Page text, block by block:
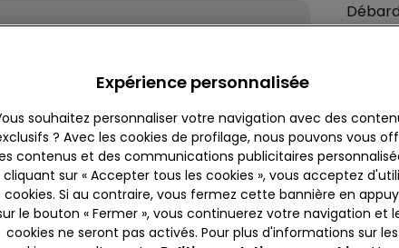
Fines
Imprimé
et
16,99 €
Couleur:
Expérience personnalisée
souhaitez personnaliser votre navigation avec des
? Avec les cookies de profilage, nous pouvons vous
contenus et des communications publicitaires
cliquant sur « Accepter tous les cookies », vous acceptez
cookies. Si au contraire, vous fermez cette bannière en
le bouton « Fermer », vous continuerez votre navigation et
cookies ne seront pas activés. Pour plus d'informations sur les